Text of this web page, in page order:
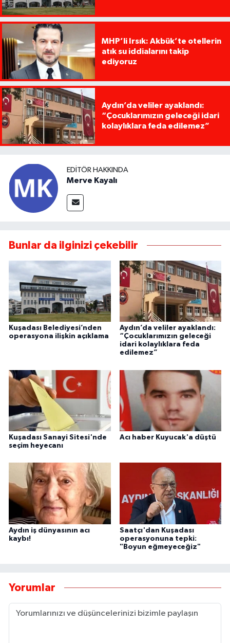
MHP’li Irsık: Akbük’te otellerin
atık su iddialarını takip
ediyoruz
Aydın’da veliler ayaklandı:
“Çocuklarımızın geleceği idari
kolaylıklara feda edilemez”
EDITÖR HAKKINDA
Merve Kayalı
Bunlar da ilginizi çekebilir
Kuşadası Belediyesi’nden
operasyona ilişkin açıklama
Aydın’da veliler ayaklandı:
“Çocuklarımızın geleceği
idari kolaylıklara feda
edilemez”
Kuşadası Sanayi Sitesi'nde
seçim heyecanı
Acı haber Kuyucak'a düştü
Aydın iş dünyasının acı
kaybı!
Saatçı'dan Kuşadası
operasyonuna tepki:
"Boyun eğmeyeceğiz"
Yorumlar